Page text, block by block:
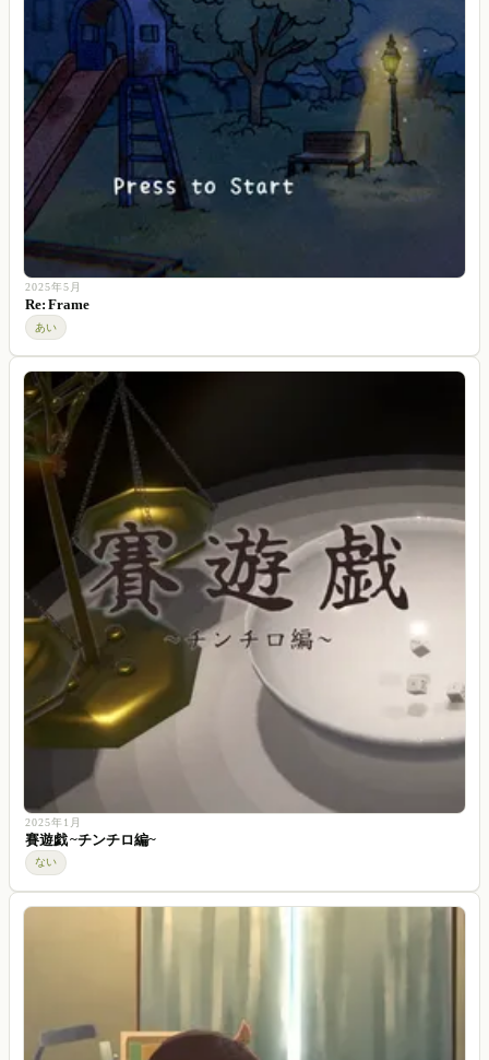
2025年5月
Re: Frame
あい
2025年1月
賽遊戯 ~チンチロ編~
ない